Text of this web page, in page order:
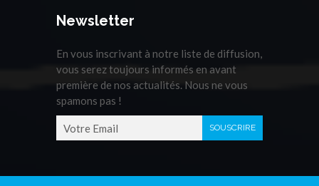
Newsletter
En vous inscrivant à notre liste de diffusion,
vous serez toujours informés en avant
première de nos actualités. Nous ne vous
spamons pas !